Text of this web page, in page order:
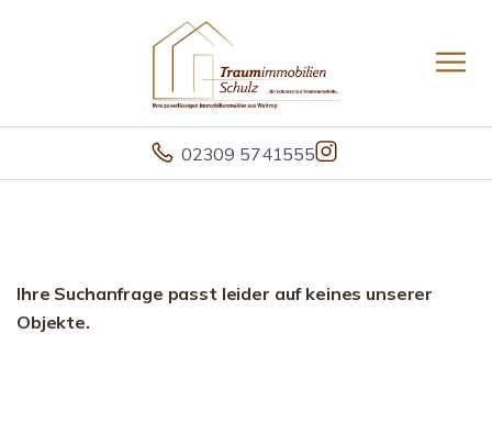
02309 5741555
Ihre Suchanfrage passt leider auf keines unserer
Objekte.